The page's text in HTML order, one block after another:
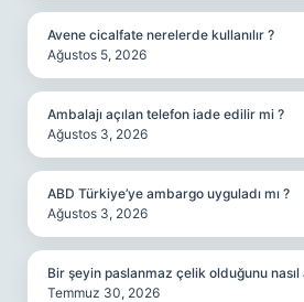
Avene cicalfate nerelerde kullanılır ?
Ağustos 5, 2026
Ambalajı açılan telefon iade edilir mi ?
Ağustos 3, 2026
ABD Türkiye’ye ambargo uyguladı mı ?
Ağustos 3, 2026
Bir şeyin paslanmaz çelik olduğunu nasıl
Temmuz 30, 2026